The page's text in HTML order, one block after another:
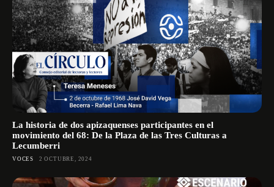
La historia de dos apizaquenses participantes en el
movimiento del 68: De la Plaza de las Tres Culturas a
Lecumberri
VOCES 2 OCTUBRE, 2024